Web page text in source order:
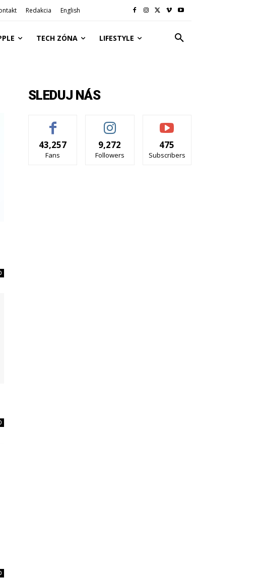
Redakcia English
TECH ZÓNA LIFESTYLE
SLEDUJ NÁS
43,257
Fans
9,272
Followers
475
Subscribers